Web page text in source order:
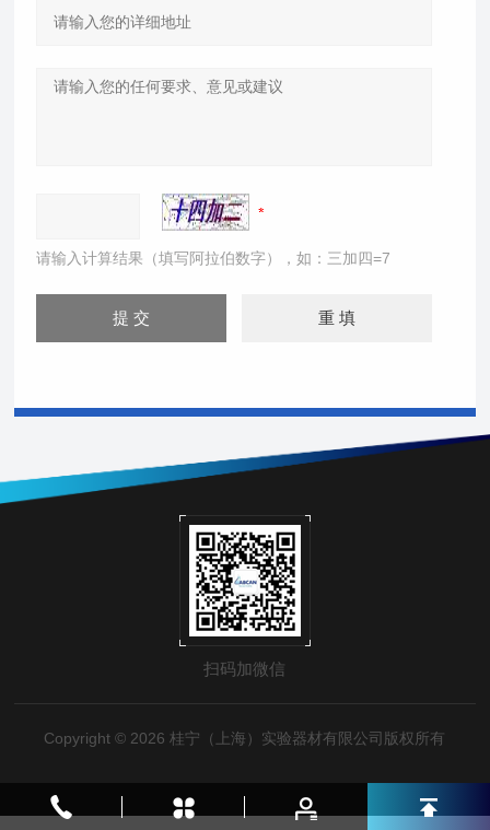
请输入计算结果（填写阿拉伯数字），如：三加四=7
扫码加微信
Copyright © 2026 桂宁（上海）实验器材有限公司版权所有